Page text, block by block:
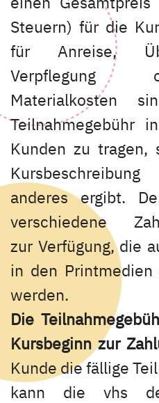
Steuern) für die
für Anreise,
Verpflegung
Materialkosten
Teilnahmegebühr
Kunden zu tragen,
anderes ergibt.
verschiedene
zur Verfügung, die
in den Printmedien
werden.
Die
Kursbeginn zur
Kunde die fällige
kann die vhs